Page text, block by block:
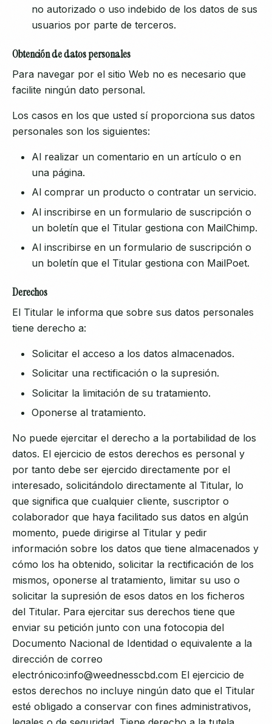
no autorizado o uso indebido de los datos de sus
usuarios por parte de terceros.
Obtención de datos personales
Para navegar por el sitio Web no es necesario que
facilite ningún dato personal.
Los casos en los que usted sí proporciona sus datos
personales son los siguientes:
Al realizar un comentario en un artículo o en
una página.
Al comprar un producto o contratar un servicio.
Al inscribirse en un formulario de suscripción o
un boletín que el Titular gestiona con MailChimp.
Al inscribirse en un formulario de suscripción o
un boletín que el Titular gestiona con MailPoet.
Derechos
El Titular le informa que sobre sus datos personales
tiene derecho a:
Solicitar el acceso a los datos almacenados.
Solicitar una rectificación o la supresión.
Solicitar la limitación de su tratamiento.
Oponerse al tratamiento.
No puede ejercitar el derecho a la portabilidad de los
datos. El ejercicio de estos derechos es personal y
por tanto debe ser ejercido directamente por el
interesado, solicitándolo directamente al Titular, lo
que significa que cualquier cliente, suscriptor o
colaborador que haya facilitado sus datos en algún
momento, puede dirigirse al Titular y pedir
información sobre los datos que tiene almacenados y
cómo los ha obtenido, solicitar la rectificación de los
mismos, oponerse al tratamiento, limitar su uso o
solicitar la supresión de esos datos en los ficheros
del Titular. Para ejercitar sus derechos tiene que
enviar su petición junto con una fotocopia del
Documento Nacional de Identidad o equivalente a la
dirección de correo
electrónico:info@weednesscbd.com El ejercicio de
estos derechos no incluye ningún dato que el Titular
esté obligado a conservar con fines administrativos,